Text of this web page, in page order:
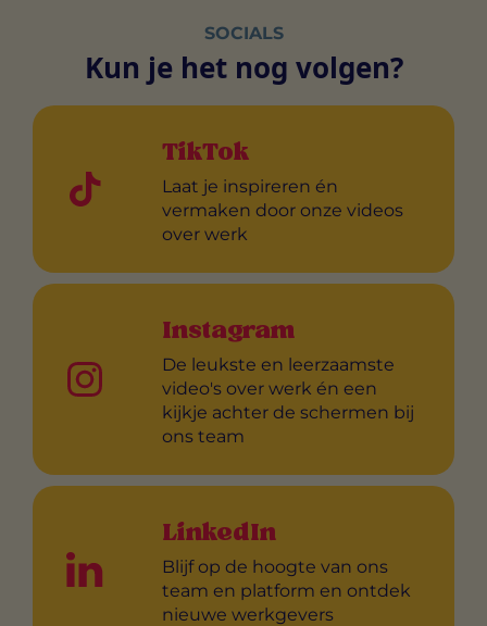
SOCIALS
Kun je het nog volgen?
TikTok
Laat je inspireren én
vermaken door onze videos
over werk
Instagram
De leukste en leerzaamste
video's over werk én een
kijkje achter de schermen bij
ons team
LinkedIn
Blijf op de hoogte van ons
team en platform en ontdek
nieuwe werkgevers